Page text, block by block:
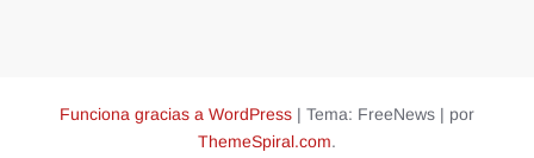
Funciona gracias a WordPress | Tema: FreeNews | por
ThemeSpiral.com.